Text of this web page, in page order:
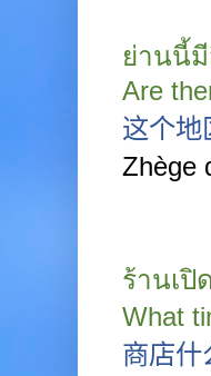
ย่านนี้
Are
这个地
Zhège
ร้านเปิ
What
商店什